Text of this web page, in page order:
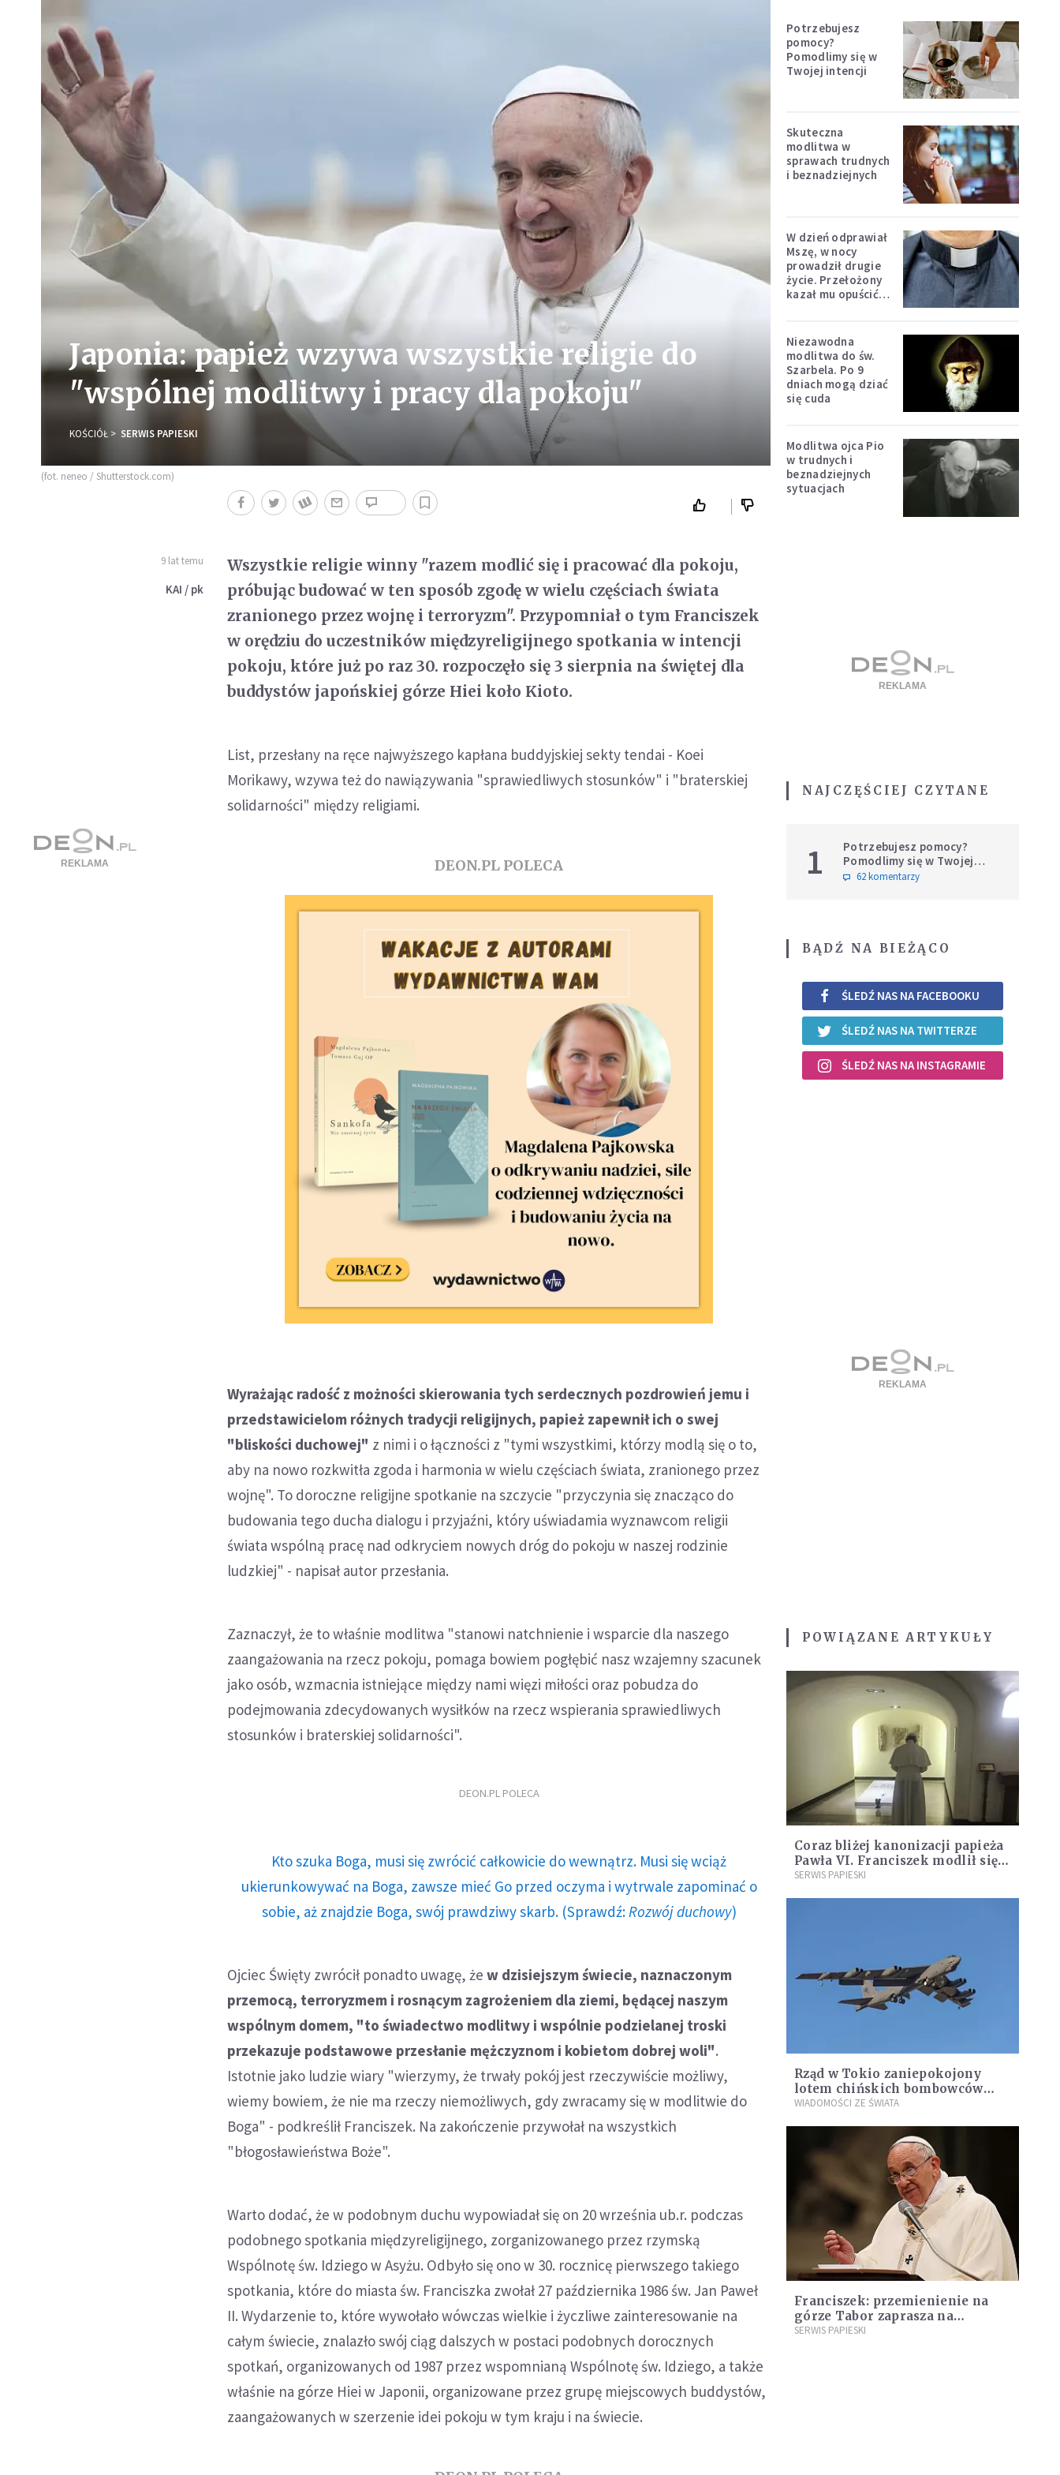
Japonia: papież wzywa wszystkie religie do
"wspólnej modlitwy i pracy dla pokoju"
KOŚCIÓŁ SERWIS PAPIESKI
(fot. neneo / Shutterstock.com)
9 lat temu
KAI / pk
Wszystkie religie winny "razem modlić się i pracować dla pokoju,
próbując budować w ten sposób zgodę w wielu częściach świata
zranionego przez wojnę i terroryzm". Przypomniał o tym Franciszek
w orędziu do uczestników międzyreligijnego spotkania w intencji
pokoju, które już po raz 30. rozpoczęło się 3 sierpnia na świętej dla
buddystów japońskiej górze Hiei koło Kioto.
List, przesłany na ręce najwyższego kapłana buddyjskiej sekty tendai - Koei
Morikawy, wzywa też do nawiązywania "sprawiedliwych stosunków" i "braterskiej
solidarności" między religiami.
DEON.PL POLECA
Wyrażając radość z możności skierowania tych serdecznych pozdrowień jemu i
przedstawicielom różnych tradycji religijnych, papież zapewnił ich o swej
"bliskości duchowej" z nimi i o łączności z "tymi wszystkimi, którzy modlą się o to,
aby na nowo rozkwitła zgoda i harmonia w wielu częściach świata, zranionego przez
wojnę". To doroczne religijne spotkanie na szczycie "przyczynia się znacząco do
budowania tego ducha dialogu i przyjaźni, który uświadamia wyznawcom religii
świata wspólną pracę nad odkryciem nowych dróg do pokoju w naszej rodzinie
ludzkiej" - napisał autor przesłania.
Zaznaczył, że to właśnie modlitwa "stanowi natchnienie i wsparcie dla naszego
zaangażowania na rzecz pokoju, pomaga bowiem pogłębić nasz wzajemny szacunek
jako osób, wzmacnia istniejące między nami więzi miłości oraz pobudza do
podejmowania zdecydowanych wysiłków na rzecz wspierania sprawiedliwych
stosunków i braterskiej solidarności".
DEON.PL POLECA
Kto szuka Boga, musi się zwrócić całkowicie do wewnątrz. Musi się wciąż
ukierunkowywać na Boga, zawsze mieć Go przed oczyma i wytrwale zapominać o
sobie, aż znajdzie Boga, swój prawdziwy skarb. (Sprawdź: Rozwój duchowy)
Ojciec Święty zwrócił ponadto uwagę, żew dzisiejszym świecie, naznaczonym
przemocą, terroryzmem i rosnącym zagrożeniem dla ziemi, będącej naszym
wspólnym domem, "to świadectwo modlitwy i wspólnie podzielanej troski
przekazuje podstawowe przesłanie mężczyznom i kobietom dobrej woli".
Istotnie jako ludzie wiary "wierzymy, że trwały pokój jest rzeczywiście możliwy,
wiemy bowiem, że nie ma rzeczy niemożliwych, gdy zwracamy się w modlitwie do
Boga" - podkreślił Franciszek. Na zakończenie przywołał na wszystkich
"błogosławieństwa Boże".
Warto dodać, że w podobnym duchu wypowiadał się on 20 września ub.r. podczas
podobnego spotkania międzyreligijnego, zorganizowanego przez rzymską
Wspólnotę św. Idziego w Asyżu. Odbyło się ono w 30. rocznicę pierwszego takiego
spotkania, które do miasta św. Franciszka zwołał 27 października 1986 św. Jan Paweł
II. Wydarzenie to, które wywołało wówczas wielkie i życzliwe zainteresowanie na
całym świecie, znalazło swój ciąg dalszych w postaci podobnych dorocznych
spotkań, organizowanych od 1987 przez wspomnianą Wspólnotę św. Idziego, a także
właśnie na górze Hiei w Japonii, organizowane przez grupę miejscowych buddystów,
zaangażowanych w szerzenie idei pokoju w tym kraju i na świecie.
Potrzebujesz
pomocy?
Pomodlimy się w
Twojej intencji
Skuteczna
modlitwa w
sprawach trudnych
i beznadziejnych
W dzień odprawiał
Mszę, w nocy
prowadził drugie
życie. Przełożony
kazał mu opuścić
Niezawodna
modlitwa do św.
Szarbela. Po 9
dniach mogą dziać
się cuda
Modlitwa ojca Pio
w trudnych i
beznadziejnych
sytuacjach
NAJCZĘŚCIEJ CZYTANE
1
Potrzebujesz pomocy?
Pomodlimy się w Twojej
intencji
62 komentarzy
BĄDŹ NA BIEŻĄCO
ŚLEDŹ NAS NA FACEBOOKU
ŚLEDŹ NAS NA TWITTERZE
ŚLEDŹ NAS NA INSTAGRAMIE
POWIĄZANE ARTYKUŁY
Coraz bliżej kanonizacji papieża
Pawła VI. Franciszek modlił się
przy jego grobie
SERWIS PAPIESKI
Rząd w Tokio zaniepokojony
lotem chińskich bombowców
blisko terytorium Japonii
WIADOMOŚCI ZE ŚWIATA
Franciszek: przemienienie na
górze Tabor zaprasza na
spotkanie z Jezusem, aby służyć
SERWIS PAPIESKI